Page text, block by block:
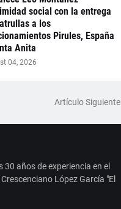
social con la entrega
a los
Pirules, España
Anita
04, 2026
Artículo Siguiente
años de experiencia en el
López García "El